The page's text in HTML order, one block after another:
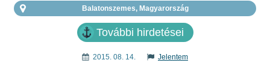
Balatonszemes, Magyarország
További hirdetései
2015. 08. 14. Jelentem